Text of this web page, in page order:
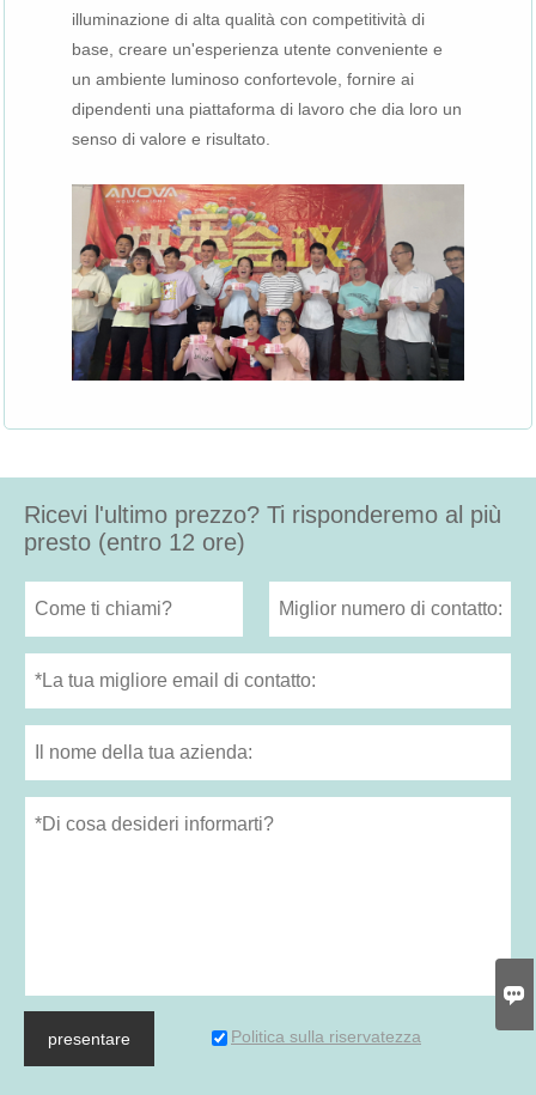
illuminazione di alta qualità con competitività di
base, creare un'esperienza utente conveniente e
un ambiente luminoso confortevole, fornire ai
dipendenti una piattaforma di lavoro che dia loro un
senso di valore e risultato.
Ricevi l'ultimo prezzo? Ti risponderemo al più
presto (entro 12 ore)
presentare Politica sulla riservatezza
